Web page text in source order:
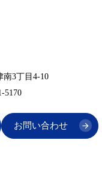
南3丁目4-10
5170
お問い合わせ